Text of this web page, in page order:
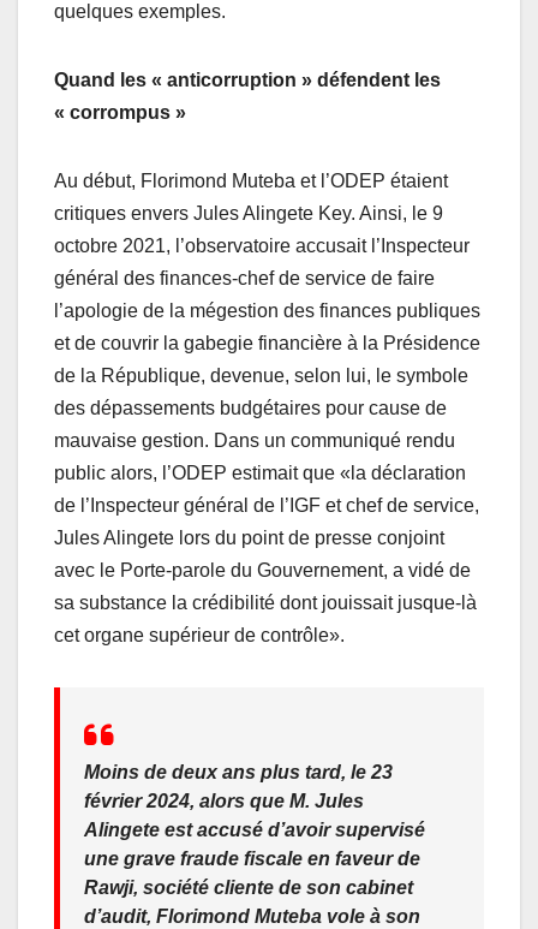
quelques exemples.
Quand les « anticorruption » défendent les
« corrompus »
Au début, Florimond Muteba et l’ODEP étaient
critiques envers Jules Alingete Key. Ainsi, le 9
octobre 2021, l’observatoire accusait l’Inspecteur
général des finances-chef de service de faire
l’apologie de la mégestion des finances publiques
et de couvrir la gabegie financière à la Présidence
de la République, devenue, selon lui, le symbole
des dépassements budgétaires pour cause de
mauvaise gestion. Dans un communiqué rendu
public alors, l’ODEP estimait que «la déclaration
de l’Inspecteur général de l’IGF et chef de service,
Jules Alingete lors du point de presse conjoint
avec le Porte-parole du Gouvernement, a vidé de
sa substance la crédibilité dont jouissait jusque-là
cet organe supérieur de contrôle».
Moins de deux ans plus tard, le 23
février 2024, alors que M. Jules
Alingete est accusé d’avoir supervisé
une grave fraude fiscale en faveur de
Rawji, société cliente de son cabinet
d’audit, Florimond Muteba vole à son